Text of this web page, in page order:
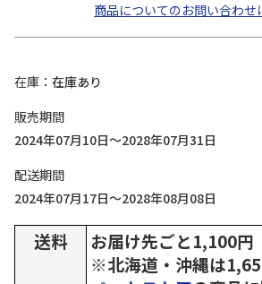
商品についてのお問い合わせ
在庫
在庫あり
販売期間
2024年07月10日～2028年07月31日
配送期間
2024年07月17日～2028年08月08日
送料
お届け先ごと1,100円
※北海道・沖縄は